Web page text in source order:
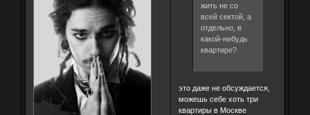
жить не со
всей сектой, а
отдельно, в
какой-нибудь
квартире?
это даже не обсуждается,
можешь себе хоть три
квартиры в Москве